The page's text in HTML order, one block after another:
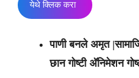
येथे क्लिक करा
पाणी बनले अमृत
छान गोष्टी अ‍ॅनिमेशन